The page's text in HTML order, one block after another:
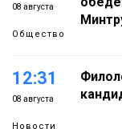
08 августа
Общество
12:31
08 августа
Новости